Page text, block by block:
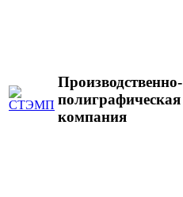
Производственно-
полиграфическая
компания